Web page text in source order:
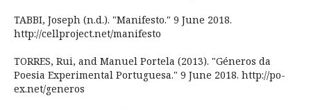
TABBI, Joseph (n.d.). "Manifesto." 9 June 2018.
http://cellproject.net/manifesto
TORRES, Rui, and Manuel Portela (2013). "Géneros da
Poesia Experimental Portuguesa." 9 June 2018. http://po-
ex.net/generos